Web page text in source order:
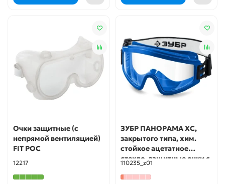
Очки защитные (с
непрямой вентиляцией)
FIT РОС
12217
ЗУБР ПАНОРАМА ХС,
закрытого типа, хим.
стойкое ацетатное
стекло, защитные очки с
непрямой вентиляцией,
Профессионал (110235)
110235_z01